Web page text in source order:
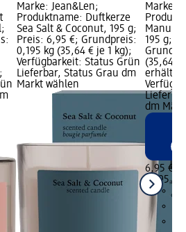
Marke: Jean&Len;
Produktname: Duftkerze
Sea Salt & Coconut, 195 g;
Preis: 6,95 €; Grundpreis:
0,195 kg (35,64 € je 1 kg);
Verfügbarkeit: Status Grün
Lieferbar, Status Grau dm
Markt wählen
Marke:
Manuka
195 g;
(35,64 €
dm
6,95 €
0,195 kg